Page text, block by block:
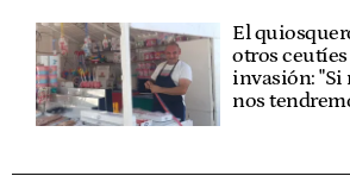
El
otros
invasión: "Si
nos